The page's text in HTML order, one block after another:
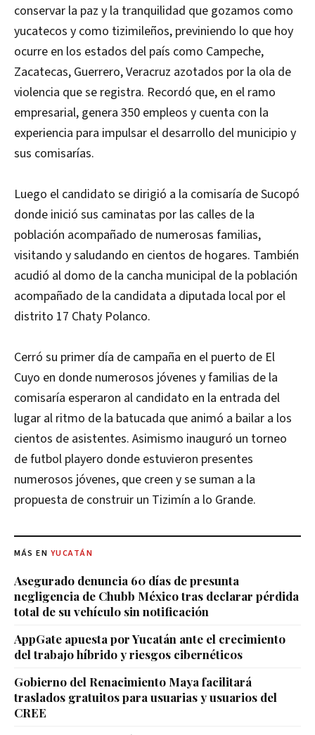
conservar la paz y la tranquilidad que gozamos como
yucatecos y como tizimileños, previniendo lo que hoy
ocurre en los estados del país como Campeche,
Zacatecas, Guerrero, Veracruz azotados por la ola de
violencia que se registra. Recordó que, en el ramo
empresarial, genera 350 empleos y cuenta con la
experiencia para impulsar el desarrollo del municipio y
sus comisarías.
Luego el candidato se dirigió a la comisaría de Sucopó
donde inició sus caminatas por las calles de la
población acompañado de numerosas familias,
visitando y saludando en cientos de hogares. También
acudió al domo de la cancha municipal de la población
acompañado de la candidata a diputada local por el
distrito 17 Chaty Polanco.
Cerró su primer día de campaña en el puerto de El
Cuyo en donde numerosos jóvenes y familias de la
comisaría esperaron al candidato en la entrada del
lugar al ritmo de la batucada que animó a bailar a los
cientos de asistentes. Asimismo inauguró un torneo
de futbol playero donde estuvieron presentes
numerosos jóvenes, que creen y se suman a la
propuesta de construir un Tizimín a lo Grande.
MÁS EN YUCATÁN
Asegurado denuncia 60 días de presunta
negligencia de Chubb México tras declarar pérdida
total de su vehículo sin notificación
AppGate apuesta por Yucatán ante el crecimiento
del trabajo híbrido y riesgos cibernéticos
Gobierno del Renacimiento Maya facilitará
traslados gratuitos para usuarias y usuarios del
CREE